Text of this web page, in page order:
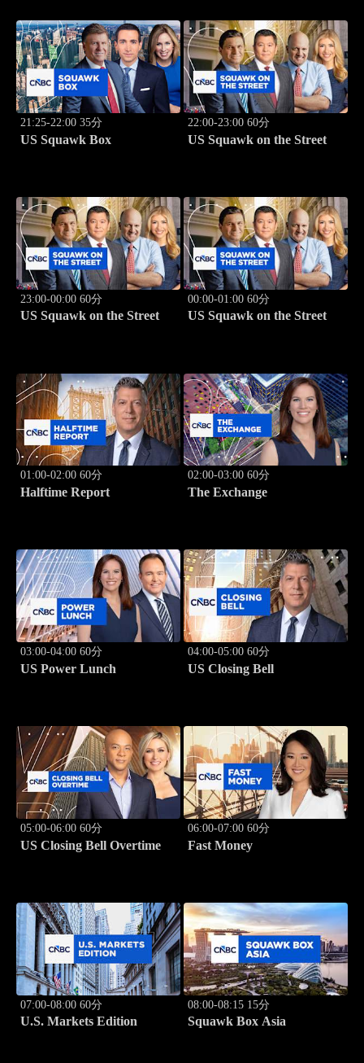
21:25-22:00 35分
US Squawk Box
22:00-23:00 60分
US Squawk on the Street
23:00-00:00 60分
US Squawk on the Street
00:00-01:00 60分
US Squawk on the Street
01:00-02:00 60分
Halftime Report
02:00-03:00 60分
The Exchange
03:00-04:00 60分
US Power Lunch
04:00-05:00 60分
US Closing Bell
05:00-06:00 60分
US Closing Bell Overtime
06:00-07:00 60分
Fast Money
07:00-08:00 60分
U.S. Markets Edition
08:00-08:15 15分
Squawk Box Asia